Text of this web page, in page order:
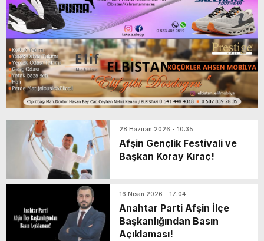
28 Haziran 2026 - 10:35
Afşin Gençlik Festivali ve
Başkan Koray Kıraç!
16 Nisan 2026 - 17:04
Anahtar Parti Afşin İlçe
Başkanlığından Basın
Açıklaması!